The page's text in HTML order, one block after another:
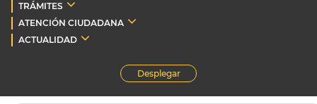
TRÁMITES
ATENCIÓN CIUDADANA
ACTUALIDAD
Desplegar